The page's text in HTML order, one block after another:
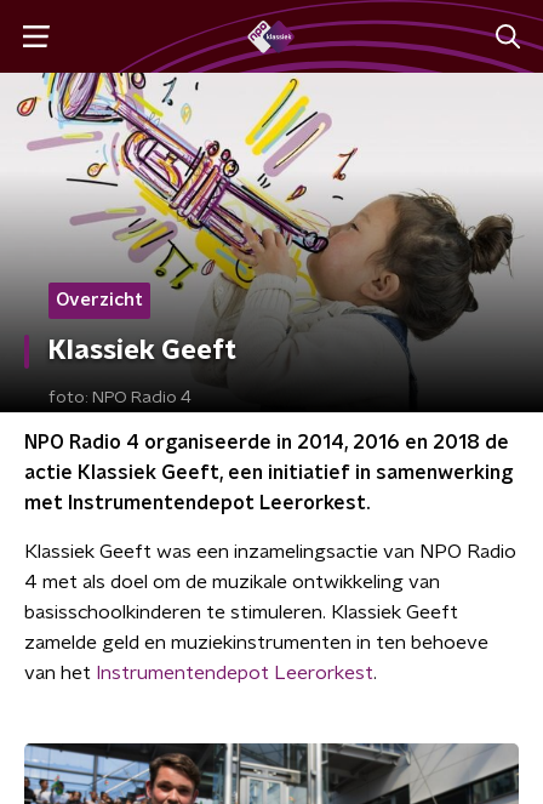
Overzicht
Klassiek Geeft
foto: NPO Radio 4
NPO Radio 4 organiseerde in 2014, 2016 en 2018 de
actie Klassiek Geeft, een initiatief in samenwerking
met Instrumentendepot Leerorkest.
Klassiek Geeft was een inzamelingsactie van NPO Radio
4 met als doel om de muzikale ontwikkeling van
basisschoolkinderen te stimuleren. Klassiek Geeft
zamelde geld en muziekinstrumenten in ten behoeve
van het Instrumentendepot Leerorkest.